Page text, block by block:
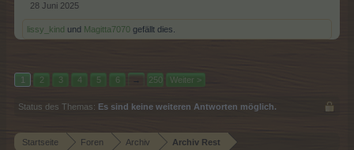
28 Juni 2025
lissy_kind und Magitta7070 gefällt dies.
1 2 3 4 5 6 → 250 Weiter >
Status des Themas: Es sind keine weiteren Antworten möglich.
Startseite Foren Archiv Archiv Rest